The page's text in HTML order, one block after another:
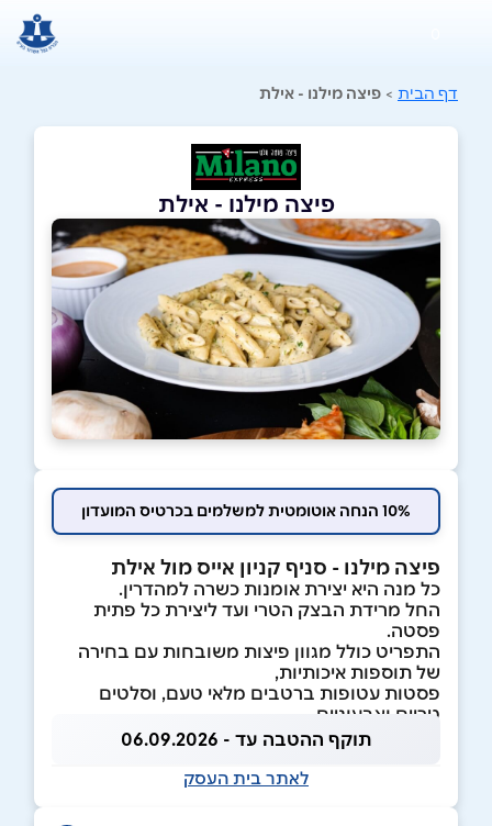
דף הבית > פיצה מילנו - אילת
פיצה מילנו - אילת
10% הנחה אוטומטית למשלמים בכרטיס המועדון
פיצה מילנו - סניף קניון אייס מול אילת
כל מנה היא יצירת אומנות כשרה למהדרין.
החל מרידת הבצק הטרי ועד ליצירת כל פתית
פסטה.
התפריט כולל מגוון פיצות משובחות עם בחירה
של תוספות איכותיות,
פסטות עטופות ברטבים מלאי טעם, וסלטים
טריים וצבעוניים.
תוקף ההטבה עד - 06.09.2026
לאתר בית העסק